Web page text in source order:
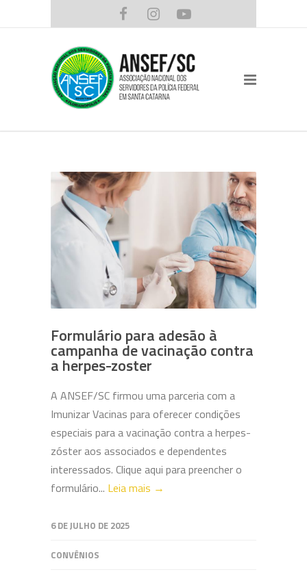
Formulário para adesão à
campanha de vacinação contra
a herpes-zoster
A ANSEF/SC firmou uma parceria com a
Imunizar Vacinas para oferecer condições
especiais para a vacinação contra a herpes-
zóster aos associados e dependentes
interessados. Clique aqui para preencher o
formulário... Leia mais →
6 DE JULHO DE 2025
CONVÊNIOS